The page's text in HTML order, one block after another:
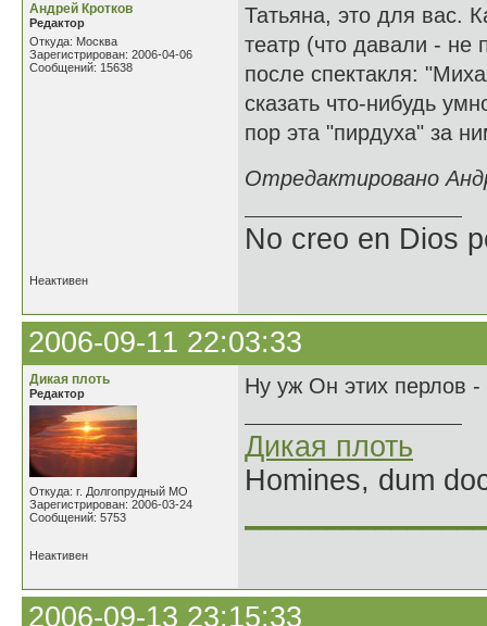
Андрей Кротков
Редактор
Откуда: Москва
Зарегистрирован: 2006-04-06
Сообщений: 15638
Татьяна, это для вас.
театр (что давали -
после спектакля:
сказать что-нибудь
пор эта "пирдуха" за
Отредактировано
No creo en Dios
Неактивен
2006-09-11 22:03:33
Дикая плоть
Редактор
Откуда: г. Долгопрудный МО
Зарегистрирован: 2006-03-24
Сообщений: 5753
Ну уж Он этих перлов
Дикая плоть
Homines, dum
Неактивен
2006-09-13 23:15:33